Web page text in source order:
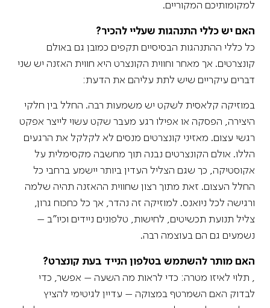
למקומותיכם המקוריים.
האם יש כללי התנהגות שעליי להכיר?
כל כללי ההתנהגות הבסיסיים תקפים כמובן גם באולם
קונצרטים. אך מאחר וחווית הקונצרט היא חווית האזנה יש שני
דברים עיקריים שיש לתת עליהם את הדעת:
במוזיקה קלאסית לשקט יש משמעות רבה. החלל בין חלקי
היצירה, הפסקה או אפילו רגע מעבר שקט עשוי לייצר אפקט
רגשי עצום. מאזיני קונצרטים מנסים לא לקלקל את הרגעים
הללו. אולם הקונצרטים נבנה תוך מחשבה מקסימלית על
אקוסטיקה, כך שגם הצליל העדין ביותר יישמע ברחבי כל
החלל העצום. זאת מתוך רצון שחווית ההאזנה תהיה שלמה
ורגישה לכל ניואנס. למוזיקה זה נהדר, אך כל כחכוח גרון,
צליל תנועת תכשיטים, לחישות, טלפונים ניידים וכיו"ב –
נשמעים גם הם בעוצמה רבה.
האם מותר להשתמש בטלפון הנייד בעת קונצרט?
, תלוי לאיזו מטרה: כדי לראות מה השעה – אפשר, כדי
לבדוק האם השמרטף במצוקה – עדיין לגיטימי להציץ